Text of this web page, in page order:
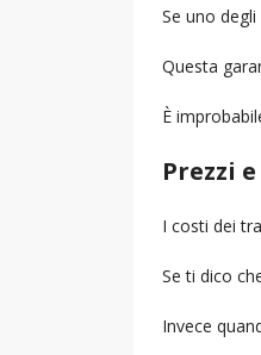
Se uno
Questa
È
Prezzi
I costi dei
Se ti dico
Invece